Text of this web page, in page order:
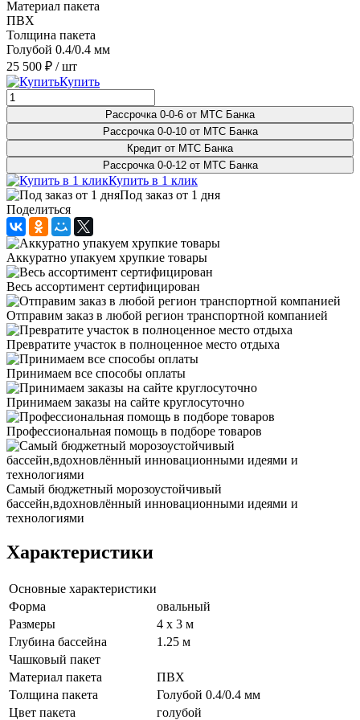
Материал пакета
ПВХ
Толщина пакета
Голубой 0.4/0.4 мм
25 500 ₽ / шт
Купить
Рассрочка 0-0-6 от МТС Банка
Рассрочка 0-0-10 от МТС Банка
Кредит от МТС Банка
Рассрочка 0-0-12 от МТС Банка
Купить в 1 клик
Под заказ от 1 дня
Поделиться
Аккуратно упакуем хрупкие товары
Весь ассортимент сертифицирован
Отправим заказ в любой регион транспортной компанией
Превратите участок в полноценное место отдыха
Принимаем все способы оплаты
Принимаем заказы на сайте круглосуточно
Профессиональная помощь в подборе товаров
Самый бюджетный морозоустойчивый
бассейн,вдохновлённый инновационными идеями и
технологиями
Характеристики
Основные характеристики
Форма
овальный
Размеры
4 x 3 м
Глубина бассейна
1.25 м
Чашковый пакет
Материал пакета
ПВХ
Толщина пакета
Голубой 0.4/0.4 мм
Цвет пакета
голубой